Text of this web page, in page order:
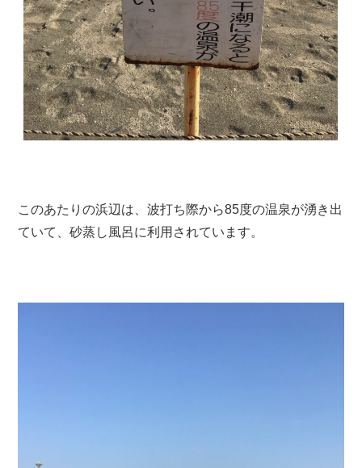
このあたりの浜辺は、波打ち際から85度の温泉が湧き出
ていて、砂蒸し風呂に利用されています。